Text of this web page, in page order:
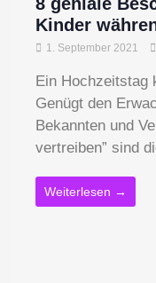
Kinder
1. September 2021
Ein Hochzeitstag
Genügt den
Bekannten und
vertreiben” sind
Weiterlesen →